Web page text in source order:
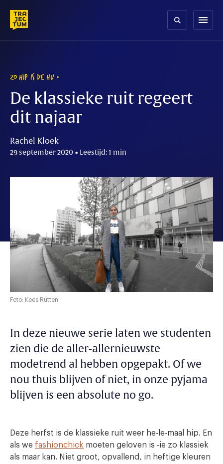
content
menu
ZO HIP IS DE HU
De klassieke ruit regeert
dit najaar
Rachel Kloek
29 september 2020 • Leestijd: 1 min
Foto: Kees Rutten
In deze nieuwe serie laten we studenten
zien die de aller-allernieuwste
modetrend al hebben opgepakt. Of we
nou thuis blijven of niet, in onze pyjama
blijven is een absolute no go.
Deze herfst is de klassieke ruit weer he-le-maal hip. En
als we fashionchick moeten geloven is -ie zo klassiek
als maar kan. Niet groot, opvallend, in heftige kleuren